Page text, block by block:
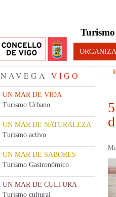
NAVEGA VIGO
UN MAR DE VIDA
Turismo Urbano
UN MAR DE NATURALEZA
Turismo activo
UN MAR DE SABORES
Turismo Gastronómico
UN MAR DE CULTURA
Turismo cultural